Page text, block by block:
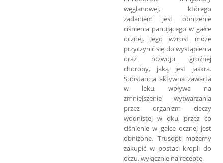
węglanowej, którego
zadaniem jest obniżenie
ciśnienia panującego w gałce
ocznej. Jego wzrost może
przyczynić się do wystąpienia
oraz rozwoju groźnej
choroby, jaką jest jaskra.
Substancja aktywna zawarta
w leku, wpływa na
zmniejszenie wytwarzania
przez organizm cieczy
wodnistej w oku, przez co
ciśnienie w gałce ocznej jest
obniżone. Trusopt możemy
zakupić w postaci kropli do
oczu, wyłącznie na receptę.